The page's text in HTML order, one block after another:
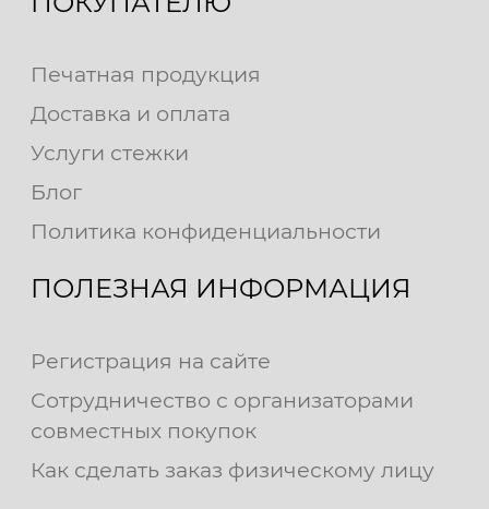
Печатная продукция
Доставка и оплата
Услуги стежки
Блог
Политика конфиденциальности
ПОЛЕЗНАЯ ИНФОРМАЦИЯ
Регистрация на сайте
Сотрудничество с организаторами
совместных покупок
Как сделать заказ физическому лицу